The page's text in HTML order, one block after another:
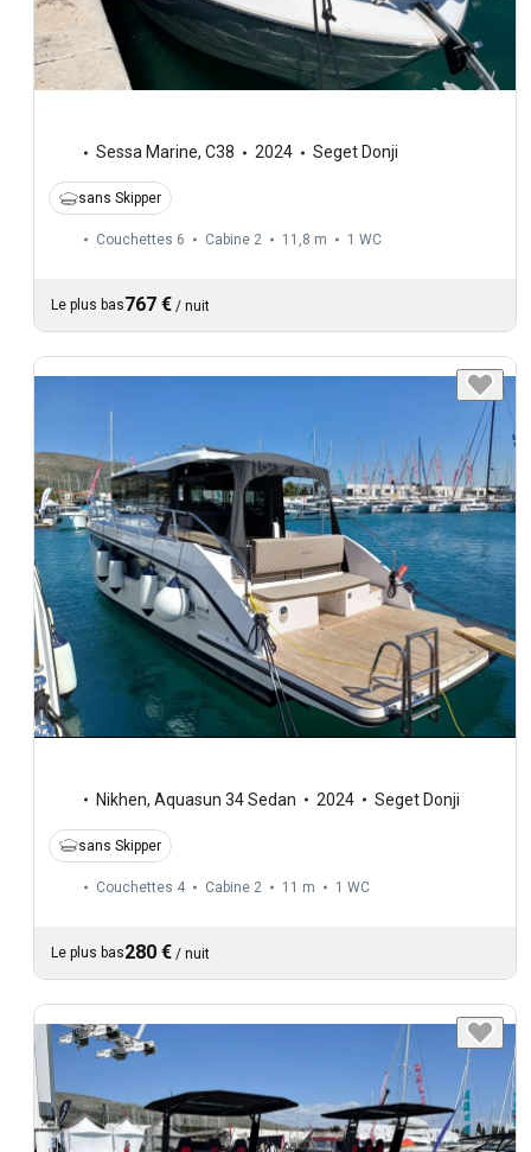
Sessa Marine, C38 2024 Seget Donji
sans Skipper
Couchettes 6 Cabine 2 11,8 m 1 WC
Le plus bas767 € / nuit
Nikhen, Aquasun 34 Sedan 2024 Seget Donji
sans Skipper
Couchettes 4 Cabine 2 11 m 1 WC
Le plus bas280 € / nuit